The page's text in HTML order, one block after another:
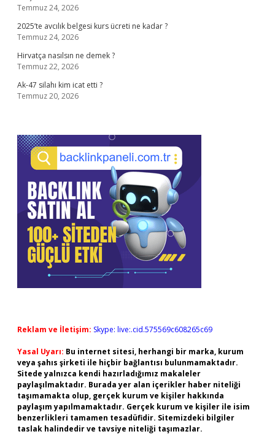
Temmuz 24, 2026
2025’te avcılık belgesi kurs ücreti ne kadar ?
Temmuz 24, 2026
Hirvatça nasılsın ne demek ?
Temmuz 22, 2026
Ak-47 silahı kim icat etti ?
Temmuz 20, 2026
Reklam ve İletişim: Skype: live:.cid.575569c608265c69
Yasal Uyarı: Bu internet sitesi, herhangi bir marka, kurum
veya şahıs şirketi ile hiçbir bağlantısı bulunmamaktadır.
Sitede yalnızca kendi hazırladığımız makaleler
paylaşılmaktadır. Burada yer alan içerikler haber niteliği
taşımamakta olup, gerçek kurum ve kişiler hakkında
paylaşım yapılmamaktadır. Gerçek kurum ve kişiler ile isim
benzerlikleri tamamen tesadüfidir. Sitemizdeki bilgiler
taslak halindedir ve tavsiye niteliği taşımazlar.